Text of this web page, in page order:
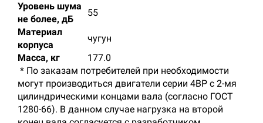
Уровень шума
не более, дБ
55
Материал
корпуса
чугун
Масса, кг
177.0
* По заказам потребителей при необходимости
могут производиться двигатели серии 4ВР с 2-мя
цилиндрическими концами вала (согласно ГОСТ
1280-66). В данном случае нагрузка на второй